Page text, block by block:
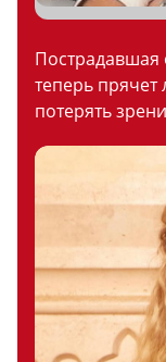
теперь
потерять